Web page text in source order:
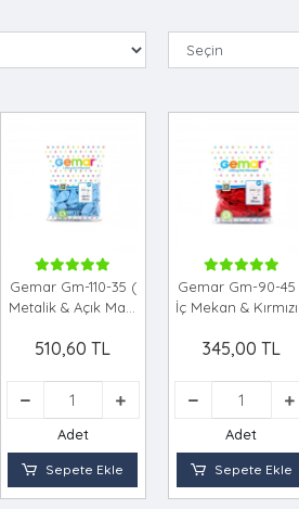
Gemar Gm-110-35 (
Metalik & Açık Mavi
& 100pcs )*1x50
510,60 TL
Adet
Sepete Ekle
Gemar Gm-90-45
İç Mekan & Kırmızı )
& 100pcs )*1x100
345,00 TL
Adet
Sepete Ekle